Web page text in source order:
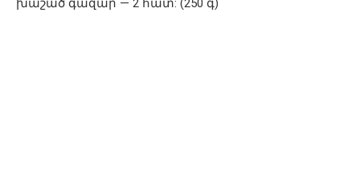
խաշած գազար — 2 հատ: (250 գ)